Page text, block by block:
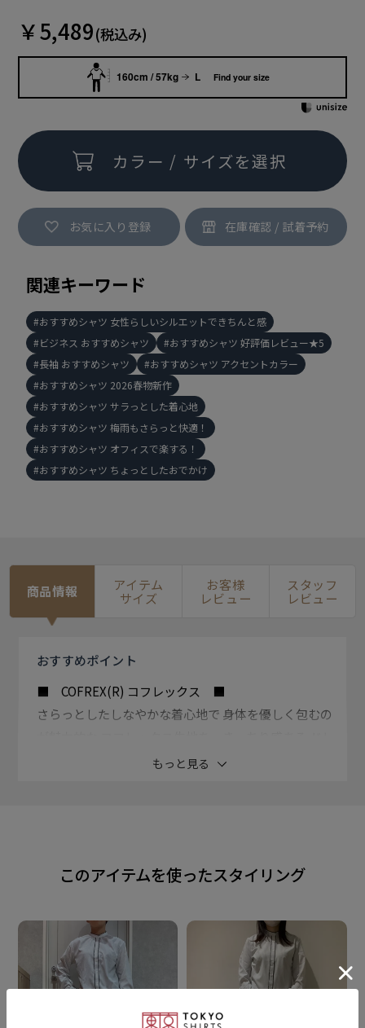
￥5,489(税込み)
160cm / 57kg L Find your size
カラー / サイズを選択
お気に入り登録
関連キーワード
おすすめシャツ 女性らしいシルエットできちんと感
ビジネス おすすめシャツ
おすすめシャツ 好評価レビュー★5
長袖 おすすめシャツ
おすすめシャツ アクセントカラー
おすすめシャツ 2026春物新作
おすすめシャツ サラっとした着心地
おすすめシャツ 梅雨もさらっと快適！
おすすめシャツ オフィスで楽する！
おすすめシャツ ちょっとしたおでかけ
商品情報 アイテム
サイズ
お客様
レビュー
スタッフ
レビュー
おすすめポイント
■ COFREX(R) コフレックス ■
さらっとしたしなやかな着心地で 身体を優しく包むの
スシャツのシルエットで仕上げ、 快適なビジネススタ
ります。
す。
衿型
もっと見る
このアイテムを使ったスタイリング